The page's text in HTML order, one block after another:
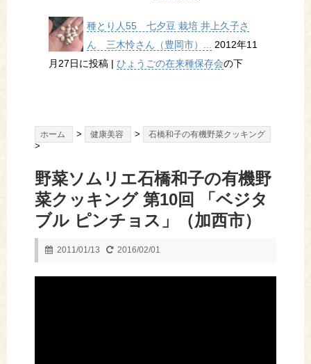
種とり人55 七夕豆 栽培 井上久子さ
ん 三木怜さん（豊岡市）... 2012年11
月27日に投稿 | ひょうごの在来種保存会の下
ホーム > 健康美容 > 石橋和子の有機野菜クッキング
>
野菜ソムリエ石橋和子の有機野
菜クッキング 第10回 「ベジタ
ブル ピンチョス」（加西市）
2011/01/13 2016/02/01